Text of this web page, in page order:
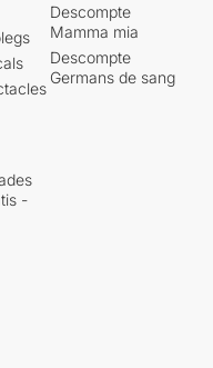
-
Descompte
Mamma mia
Descompte
Germans de sang